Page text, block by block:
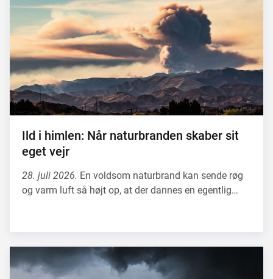
Ild i himlen: Når naturbranden skaber sit
eget vejr
28. juli 2026. En voldsom naturbrand kan sende røg
og varm luft så højt op, at der dannes en egentlig…